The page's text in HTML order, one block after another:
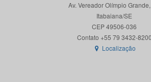
Av. Vereador Olímpio
Itabaiana/SE
CEP 49506-036
Localização